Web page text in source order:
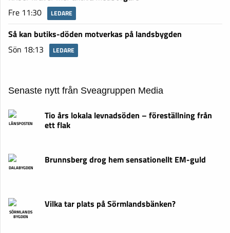
Fre 11:30
LEDARE
Så kan butiks-döden motverkas på landsbygden
Sön 18:13
LEDARE
Senaste nytt från Sveagruppen Media
LÄNSPOSTEN
Tio års lokala levnadsöden – föreställning från
ett flak
DALABYGDEN
Brunnsberg drog hem sensationellt EM-guld
SÖRMLANDS
BYGDEN
Vilka tar plats på Sörmlandsbänken?